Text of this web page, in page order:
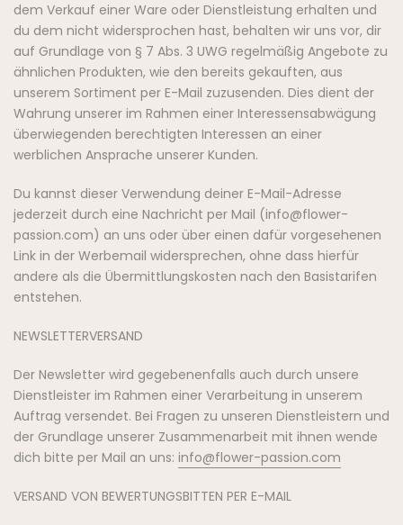
dem Verkauf einer Ware oder Dienstleistung erhalten und
du dem nicht widersprochen hast, behalten wir uns vor, dir
auf Grundlage von § 7 Abs. 3 UWG regelmäßig Angebote zu
ähnlichen Produkten, wie den bereits gekauften, aus
unserem Sortiment per E-Mail zuzusenden. Dies dient der
Wahrung unserer im Rahmen einer Interessensabwägung
überwiegenden berechtigten Interessen an einer
werblichen Ansprache unserer Kunden.
Du kannst dieser Verwendung deiner E-Mail-Adresse
jederzeit durch eine Nachricht per Mail (info@flower-
passion.com) an uns oder über einen dafür vorgesehenen
Link in der Werbemail widersprechen, ohne dass hierfür
andere als die Übermittlungskosten nach den Basistarifen
entstehen.
NEWSLETTERVERSAND
Der Newsletter wird gegebenenfalls auch durch unsere
Dienstleister im Rahmen einer Verarbeitung in unserem
Auftrag versendet. Bei Fragen zu unseren Dienstleistern und
der Grundlage unserer Zusammenarbeit mit ihnen wende
dich bitte per Mail an uns: info@flower-passion.com
VERSAND VON BEWERTUNGSBITTEN PER E-MAIL